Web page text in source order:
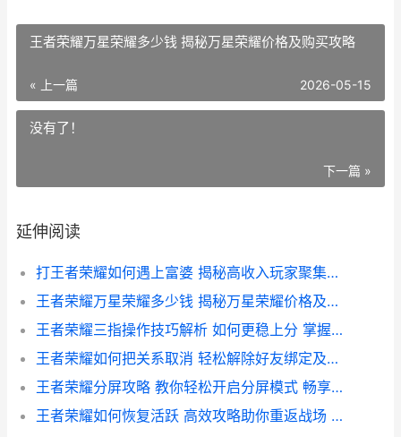
王者荣耀万星荣耀多少钱 揭秘万星荣耀价格及购买攻略
« 上一篇 2026-05-15
没有了！
下一篇 »
延伸阅读
打王者荣耀如何遇上富婆 揭秘高收入玩家聚集的社交圈策略
王者荣耀万星荣耀多少钱 揭秘万星荣耀价格及购买攻略
王者荣耀三指操作技巧解析 如何更稳上分 掌握三指操作的秘籍指南
王者荣耀如何把关系取消 轻松解除好友绑定及互动关系的实用指南
王者荣耀分屏攻略 教你轻松开启分屏模式 畅享多人游戏体验
王者荣耀如何恢复活跃 高效攻略助你重返战场 重燃竞技热情